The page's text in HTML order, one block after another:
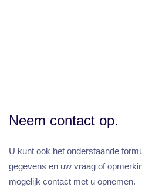
Neem contact op.
U kunt ook het onderstaande
gegevens en uw vraag of
mogelijk contact met u opnemen.